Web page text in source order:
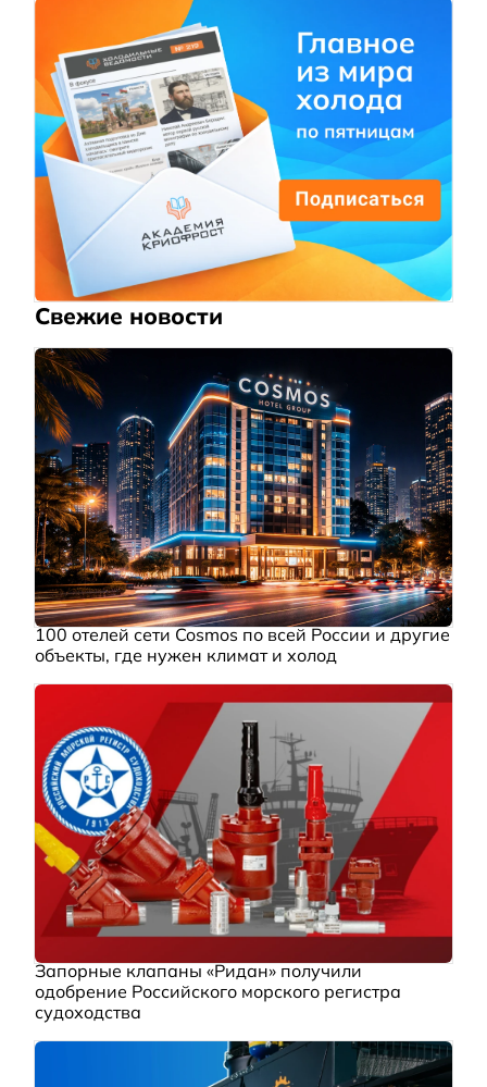
Свежие новости
100 отелей сети Cosmos по всей России и другие
объекты, где нужен климат и холод
Запорные клапаны «Ридан» получили
одобрение Российского морского регистра
судоходства